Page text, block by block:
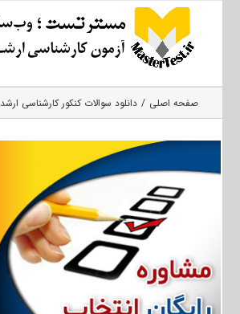
صفحه اصلی دانلود سوالات کنکور کارشناسی ارشد